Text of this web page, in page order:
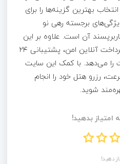
بهترین گزینه‌ها را برای
برجسته رهی نو
آن است. علاوه بر این
رهی نو به کاربران خود امکان پرداخت آنلاین امن، پشتیبانی ۲۴
را می‌دهد. با کمک این سایت
رزرو هتل خود را انجام
شوید.
امتیاز بدهید!
دهید!